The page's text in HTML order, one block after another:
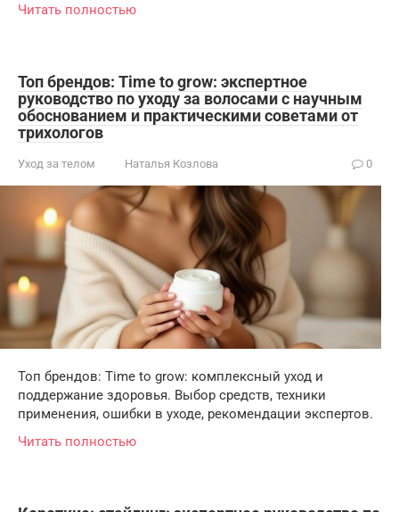
Читать полностью
Топ брендов: Time to grow: экспертное
руководство по уходу за волосами с научным
обоснованием и практическими советами от
трихологов
Уход за телом Наталья Козлова 0
Топ брендов: Time to grow: комплексный уход и
поддержание здоровья. Выбор средств, техники
применения, ошибки в уходе, рекомендации экспертов.
Читать полностью